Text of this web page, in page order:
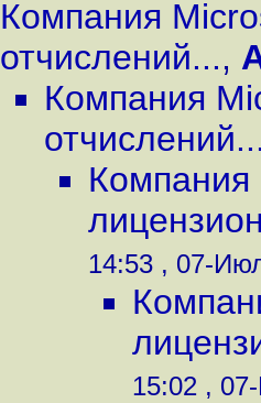
Компания
отчислений...,
Компания
Компания
14:53 , 07-
15:02 ,